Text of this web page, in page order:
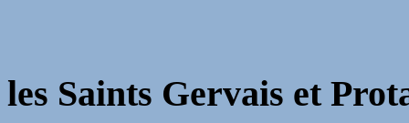
les Saints Gervais et